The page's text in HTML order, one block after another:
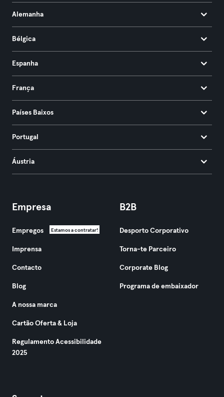
Alemanha
Bélgica
Espanha
França
Países Baixos
Portugal
Áustria
Empresa
Empregos Estamos a contratar!
Imprensa
Contacto
Blog
A nossa marca
Cartão Oferta & Loja
Regulamento Acessibilidade
2025
B2B
Desporto Corporativo
Torna-te Parceiro
Corporate Blog
Programa de embaixador